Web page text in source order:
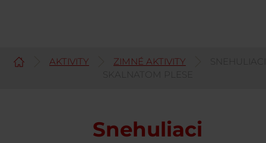
AKTIVITY ZIMNÉ AKTIVITY
SKALNATOM PLESE
Snehuliaci